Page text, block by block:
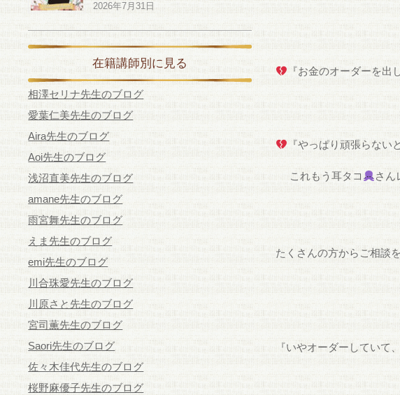
『お金のオーダーを
『やっぱり頑張らな
これもう耳タコ さん
たくさんの方からご相談
『いやオーダーしていて
2026年7月31日
在籍講師別に見る
相澤セリナ先生のブログ
愛葉仁美先生のブログ
Aira先生のブログ
Aoi先生のブログ
浅沼直美先生のブログ
amane先生のブログ
雨宮舞先生のブログ
えま先生のブログ
emi先生のブログ
川合珠愛先生のブログ
川原さと先生のブログ
宮司薫先生のブログ
Saori先生のブログ
佐々木佳代先生のブログ
桜野麻優子先生のブログ